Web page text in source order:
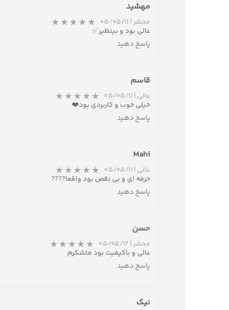
مهشید
محشر| ۰۵/۰۵/۱۱
عالی بود و بینظیر✅️
پاسخ دهید
قاسم
عالی | ۰۵/۰۵/۱۱
خیلی خوب و کاربردی بود❤️
پاسخ دهید
Mahi
عالی | ۰۵/۰۵/۱۱
حرفه ای و بی نقص بود واقعا????
پاسخ دهید
حسن
محشر| ۰۵/۰۵/۱۲
عالی و باکیفیت بود متشکرم
پاسخ دهید
نیک